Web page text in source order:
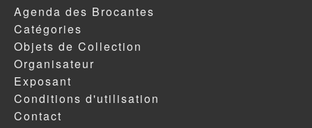
Agenda des Brocantes
Catégories
Objets de Collection
Organisateur
Exposant
Conditions d'utilisation
Contact